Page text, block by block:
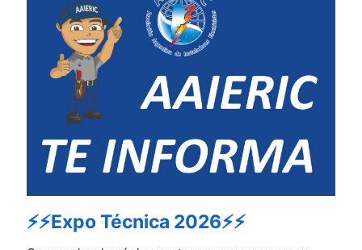
⚡⚡Expo Técnica 2026⚡⚡